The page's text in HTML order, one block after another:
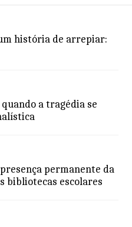
história de arrepiar:
a tragédia se
permanente da
bibliotecas escolares